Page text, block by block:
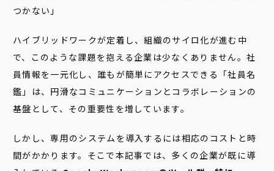
つかない」
ハイブリッドワークが定着し、組織のサイロ化が進む中
で、このような課題を抱える企業は少なくありません。社
員情報を一元化し、誰もが簡単にアクセスできる「社員名
鑑」は、円滑なコミュニケーションとコラボレーションの
基盤として、その重要性を増しています。
しかし、専用のシステムを導入するには相応のコストと時
間がかかります。そこで本記事では、多くの企業が既に導